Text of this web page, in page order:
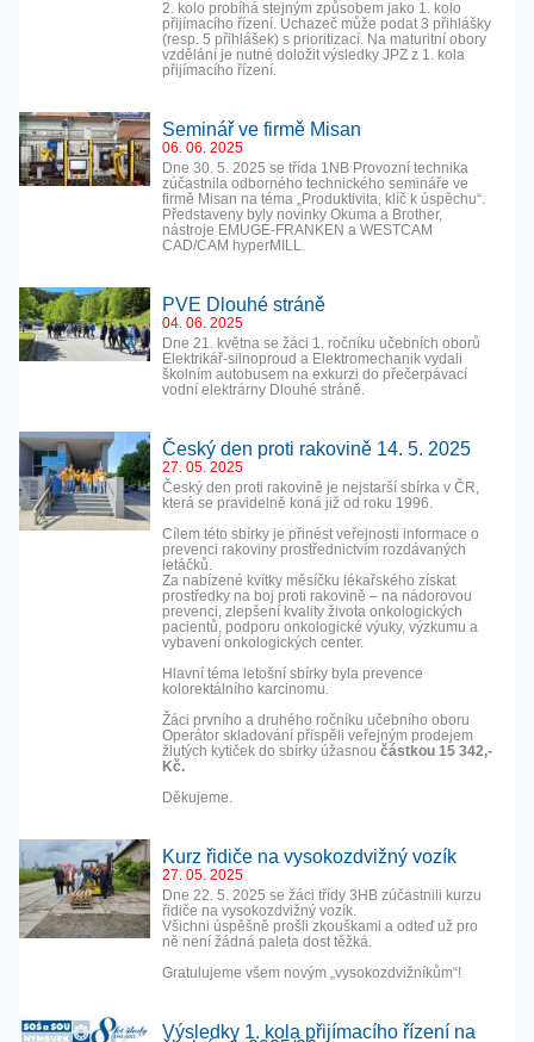
2. kolo probíhá stejným způsobem jako 1. kolo
přijímacího řízení. Uchazeč může podat 3 přihlášky
(resp. 5 přihlášek) s prioritizací. Na maturitní obory
vzdělání je nutné doložit výsledky JPZ z 1. kola
přijímacího řízení.
Seminář ve firmě Misan
06. 06. 2025
Dne 30. 5. 2025 se třída 1NB Provozní technika
zúčastnila odborného technického semináře ve
firmě Misan na téma „Produktivita, klíč k úspěchu“.
Představeny byly novinky Okuma a Brother,
nástroje EMUGE-FRANKEN a WESTCAM
CAD/CAM hyperMILL.
PVE Dlouhé stráně
04. 06. 2025
Dne 21. května se žáci 1. ročníku učebních oborů
Elektrikář-silnoproud a Elektromechanik vydali
školním autobusem na exkurzi do přečerpávací
vodní elektrárny Dlouhé stráně.
Český den proti rakovině 14. 5. 2025
27. 05. 2025
Český den proti rakovině je nejstarší sbírka v ČR,
která se pravidelně koná již od roku 1996.
Cílem této sbírky je přinést veřejnosti informace o
prevenci rakoviny prostřednictvím rozdávaných
letáčků.
Za nabízené kvítky měsíčku lékařského získat
prostředky na boj proti rakovině – na nádorovou
prevenci, zlepšení kvality života onkologických
pacientů, podporu onkologické výuky, výzkumu a
vybavení onkologických center.
Hlavní téma letošní sbírky byla prevence
kolorektálního karcinomu.
Žáci prvního a druhého ročníku učebního oboru
Operátor skladování přispěli veřejným prodejem
žlutých kytiček do sbírky úžasnou částkou 15 342,-
Kč.
Děkujeme.
Kurz řidiče na vysokozdvižný vozík
27. 05. 2025
Dne 22. 5. 2025 se žáci třídy 3HB zúčastnili kurzu
řidiče na vysokozdvižný vozík.
Všichni úspěšně prošli zkouškami a odteď už pro
ně není žádná paleta dost těžká.
Gratulujeme všem novým „vysokozdvižníkům“!
Výsledky 1. kola přijímacího řízení na